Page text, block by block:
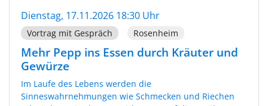
Dienstag, 17.11.2026 18:30 Uhr
Vortrag mit Gespräch Rosenheim
Mehr Pepp ins Essen durch Kräuter und
Gewürze
Im Laufe des Lebens werden die
Sinneswahrnehmungen wie Schmecken und Riechen